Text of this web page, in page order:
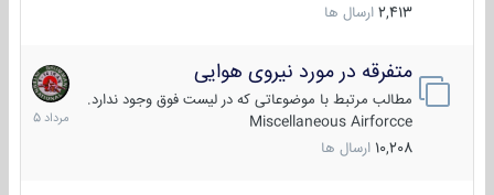
2,413 ارسال ها
متفرقه در مورد نیروی هوایی
مطالب مرتبط با موضوعاتی که در لیست فوق وجود ندارد.
Miscellaneous Airforcce
10,208 ارسال ها
7
مرداد
1405